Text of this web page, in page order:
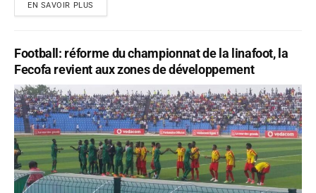
EN SAVOIR PLUS
Football: réforme du championnat de la linafoot, la
Fecofa revient aux zones de développement